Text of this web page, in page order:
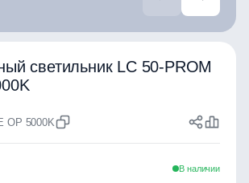
светильник LC 50-PROM
OP 5000K
В наличии